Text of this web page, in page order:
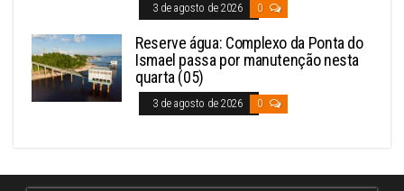
3 de agosto de 2026 0
Reserve água: Complexo da Ponta do
Ismael passa por manutenção nesta
quarta (05)
3 de agosto de 2026 0